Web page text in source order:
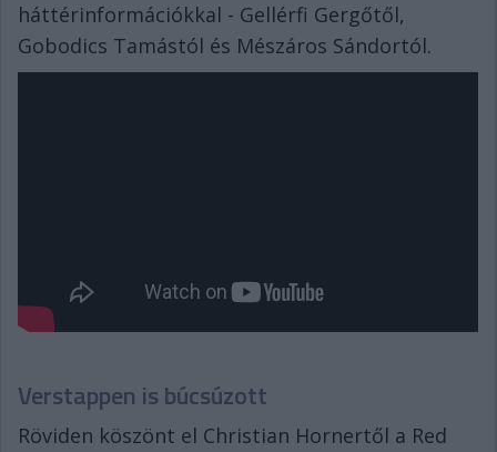
háttérinformációkkal - Gellérfi Gergőtől,
Gobodics Tamástól és Mészáros Sándortól.
Verstappen is búcsúzott
Röviden köszönt el Christian Hornertől a Red